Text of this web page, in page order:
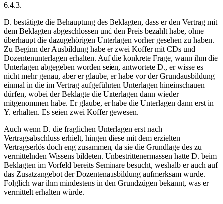
6.4.3.
D. bestätigte die Behauptung des Beklagten, dass er den Vertrag mit
dem Beklagten abgeschlossen und den Preis bezahlt habe, ohne
überhaupt die dazugehörigen Unterlagen vorher gesehen zu haben.
Zu Beginn der Ausbildung habe er zwei Koffer mit CDs und
Dozentenunterlagen erhalten. Auf die konkrete Frage, wann ihm die
Unterlagen abgegeben worden seien, antwortete D., er wisse es
nicht mehr genau, aber er glaube, er habe vor der Grundausbildung
einmal in die im Vertrag aufgeführten Unterlagen hineinschauen
dürfen, wobei der Beklagte die Unterlagen dann wieder
mitgenommen habe. Er glaube, er habe die Unterlagen dann erst in
Y. erhalten. Es seien zwei Koffer gewesen.
Auch wenn D. die fraglichen Unterlagen erst nach
Vertragsabschluss erhielt, hingen diese mit dem erzielten
Vertragserlös doch eng zusammen, da sie die Grundlage des zu
vermittelnden Wissens bildeten. Unbestrittenermassen hatte D. beim
Beklagten im Vorfeld bereits Seminare besucht, weshalb er auch auf
das Zusatzangebot der Dozentenausbildung aufmerksam wurde.
Folglich war ihm mindestens in den Grundzügen bekannt, was er
vermittelt erhalten würde.